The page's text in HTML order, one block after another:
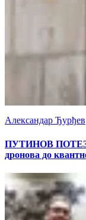
Александар Ђурђев
ПУТИНОВ
дронова до